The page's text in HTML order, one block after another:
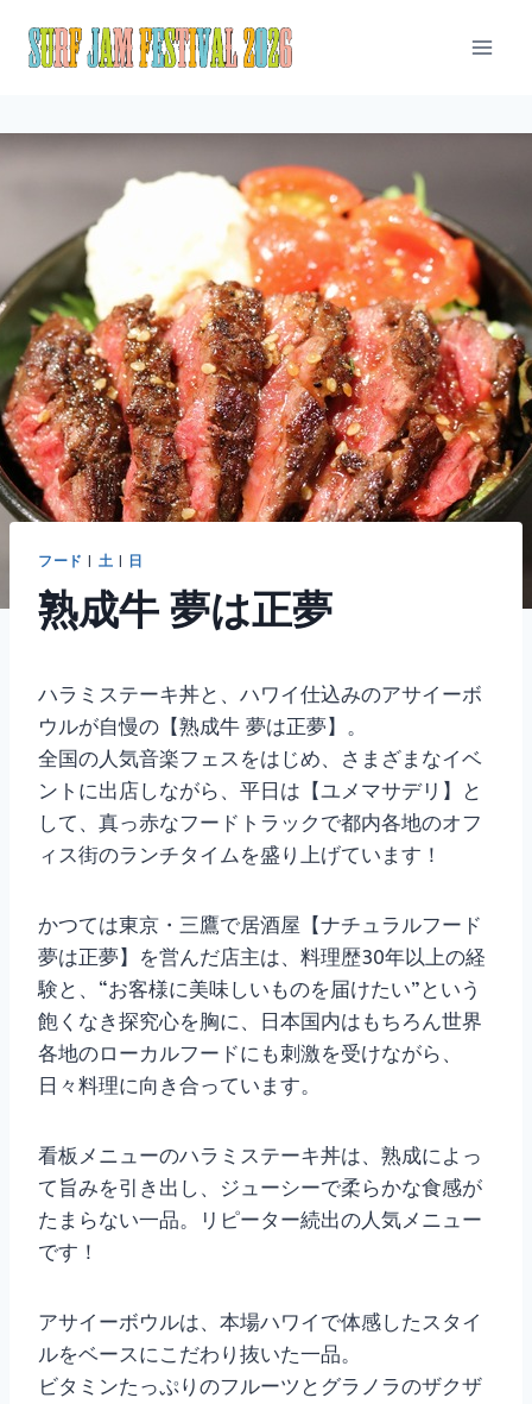
キ
フード 土 日
熟成牛 夢は正夢
ハラミステーキ丼と、ハワイ仕込みのアサイーボ
ウルが自慢の【熟成牛 夢は正夢】。
全国の人気音楽フェスをはじめ、さまざまなイベ
ントに出店しながら、平日は【ユメマサデリ】と
して、真っ赤なフードトラックで都内各地のオフ
ィス街のランチタイムを盛り上げています！
かつては東京・三鷹で居酒屋【ナチュラルフード
夢は正夢】を営んだ店主は、料理歴30年以上の経
験と、“お客様に美味しいものを届けたい”という
飽くなき探究心を胸に、日本国内はもちろん世界
各地のローカルフードにも刺激を受けながら、
日々料理に向き合っています。
看板メニューのハラミステーキ丼は、熟成によっ
て旨みを引き出し、ジューシーで柔らかな食感が
たまらない一品。リピーター続出の人気メニュー
です！
アサイーボウルは、本場ハワイで体感したスタイ
ルをベースにこだわり抜いた一品。
ビタミンたっぷりのフルーツとグラノラのザクザ